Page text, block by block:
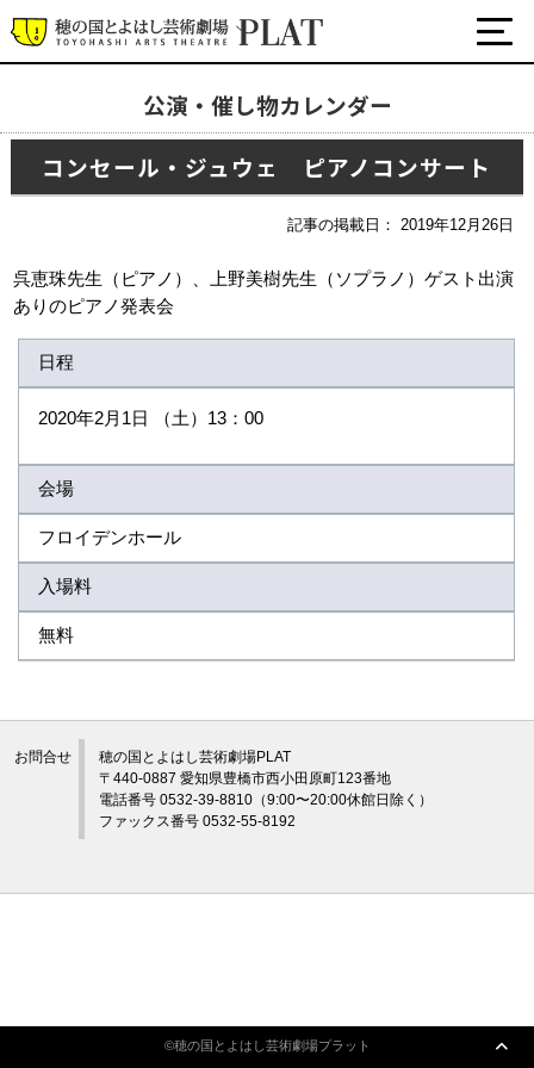
公式SNS
アクセシビリティ/
サービス
プラットニュース 出版物・映像
交通アクセス
公演・催し物カレンダー
コンセール・ジュウェ ピアノコンサート
記事の掲載日： 2019年12月26日
呉恵珠先生（ピアノ）、上野美樹先生（ソプラノ）ゲスト出演
ありのピアノ発表会
日程
2020年2月1日 （土）13：00
会場
フロイデンホール
入場料
無料
お問合せ
穂の国とよはし芸術劇場PLAT
〒440-0887 愛知県豊橋市西小田原町123番地
電話番号 0532-39-8810（9:00〜20:00休館日除く）
ファックス番号 0532-55-8192
公演・催物カレンダー
プラットについて
施設の利用について
サポート
関連団体・施設
©穂の国とよはし芸術劇場プラット